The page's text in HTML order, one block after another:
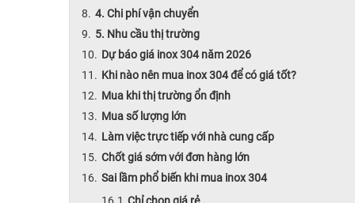
4. Chi phí vận chuyển
5. Nhu cầu thị trường
Dự báo giá inox 304 năm 2026
Khi nào nên mua inox 304 để có giá tốt?
Mua khi thị trường ổn định
Mua số lượng lớn
Làm việc trực tiếp với nhà cung cấp
Chốt giá sớm với đơn hàng lớn
Sai lầm phổ biến khi mua inox 304